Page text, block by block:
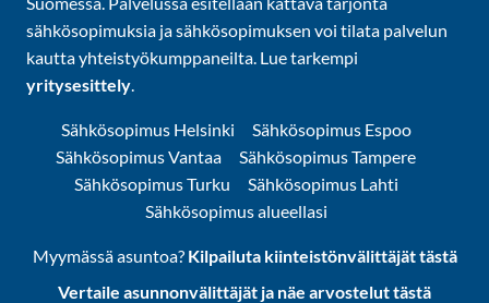
sähkösopimuksia ja sähkösopimuksen voi tilata palvelun
kautta yhteistyökumppaneilta. Lue tarkempi
yritysesittely.
Sähkösopimus Helsinki
Sähkösopimus Espoo
Sähkösopimus Vantaa
Sähkösopimus Tampere
Sähkösopimus Turku
Sähkösopimus Lahti
Sähkösopimus alueellasi
Myymässä asuntoa? Kilpailuta kiinteistönvälittäjät tästä
Vertaile asunnonvälittäjät ja näe arvostelut tästä